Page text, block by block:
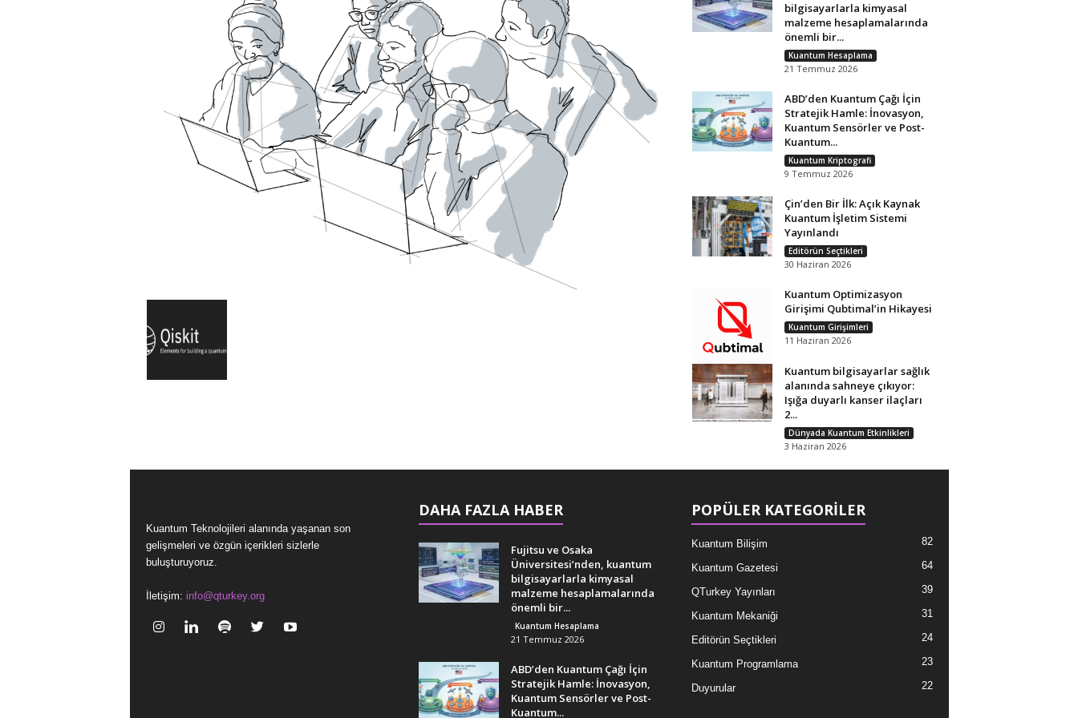
bilgisayarlarla kimyasal
malzeme hesaplamalarında
önemli bir...
Kuantum Hesaplama
21 Temmuz 2026
ABD’den Kuantum Çağı İçin
Stratejik Hamle: İnovasyon,
Kuantum Sensörler ve Post-
Kuantum...
Kuantum Kriptografi
9 Temmuz 2026
Çin’den Bir İlk: Açık Kaynak
Kuantum İşletim Sistemi
Yayınlandı
Editörün Seçtikleri
30 Haziran 2026
Kuantum Optimizasyon
Girişimi Qubtimal’in Hikayesi
Kuantum Girişimleri
11 Haziran 2026
Kuantum bilgisayarlar sağlık
alanında sahneye çıkıyor:
Işığa duyarlı kanser ilaçları
2...
Dünyada Kuantum Etkinlikleri
3 Haziran 2026
Kuantum Teknolojileri alanında yaşanan son
gelişmeleri ve özgün içerikleri sizlerle
buluşturuyoruz.
İletişim: info@qturkey.org
DAHA FAZLA HABER
Fujitsu ve Osaka
Üniversitesi’nden, kuantum
bilgisayarlarla kimyasal
malzeme hesaplamalarında
önemli bir...
Kuantum Hesaplama
21 Temmuz 2026
ABD’den Kuantum Çağı İçin
Stratejik Hamle: İnovasyon,
Kuantum Sensörler ve Post-
Kuantum...
POPÜLER KATEGORİLER
Kuantum Bilişim 82
Kuantum Gazetesi 64
QTurkey Yayınları 39
Kuantum Mekaniği 31
Editörün Seçtikleri 24
Kuantum Programlama 23
Duyurular 22